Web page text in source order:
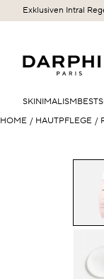
Exklusiven Intral
SKINIMALISM
HOME / HAUTPFLEGE /